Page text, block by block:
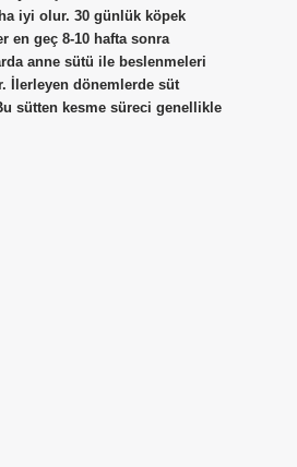
iyi olur. 30 günlük köpek
en geç 8-10 hafta sonra
anne sütü ile beslenmeleri
İlerleyen dönemlerde süt
sütten kesme süreci genellikle